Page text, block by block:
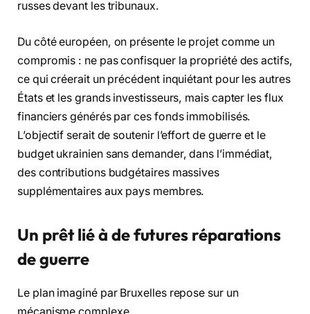
russes devant les tribunaux.
Du côté européen, on présente le projet comme un
compromis : ne pas confisquer la propriété des actifs,
ce qui créerait un précédent inquiétant pour les autres
États et les grands investisseurs, mais capter les flux
financiers générés par ces fonds immobilisés.
L’objectif serait de soutenir l’effort de guerre et le
budget ukrainien sans demander, dans l’immédiat,
des contributions budgétaires massives
supplémentaires aux pays membres.
Un prêt lié à de futures réparations
de guerre
Le plan imaginé par Bruxelles repose sur un